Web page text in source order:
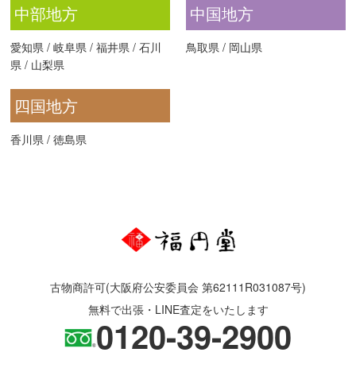
中部地方
愛知県 /岐阜県 /福井県 /石川
県 / 山梨県
中国地方
鳥取県 / 岡山県
四国地方
香川県 /徳島県
古物商許可(大阪府公安委員会 第62111R031087号)
無料で出張・LINE査定をいたします
0120-39-2900